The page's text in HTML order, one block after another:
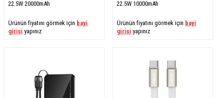
22.5W 20000mAh
Ürünün fiyatını görmek için bayi
girişi yapınız
22.5W 10000mAh
Ürünün fiyatını görmek için bayi
girişi yapınız